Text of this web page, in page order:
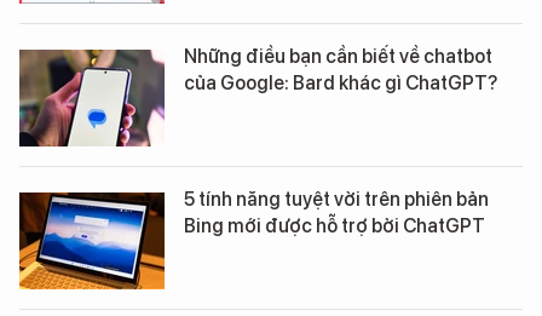
Những điều bạn cần biết về chatbot
của Google: Bard khác gì ChatGPT?
5 tính năng tuyệt vời trên phiên bản
Bing mới được hỗ trợ bởi ChatGPT